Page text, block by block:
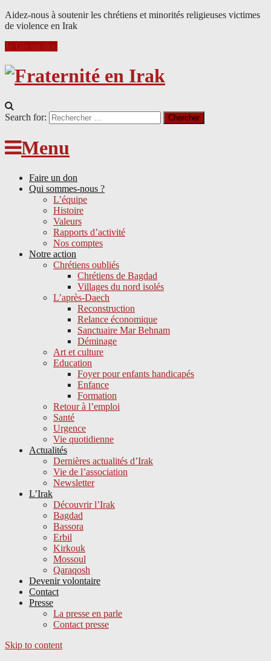
Aidez-nous à soutenir les chrétiens et minorités religieuses victimes
de violence en Irak
Je fais un don
Search for:
Menu
Faire un don
Qui sommes-nous ?
L’équipe
Histoire
Valeurs
Rapports d’activité
Nos comptes
Notre action
Chrétiens oubliés
Chrétiens de Bagdad
Villages du nord isolés
L’après-Daech
Reconstruction
Relance économique
Sanctuaire Mar Behnam
Déminage
Art et culture
Education
Foyer pour enfants handicapés
Enfance
Formation
Retour à l’emploi
Santé
Urgence
Vie quotidienne
Actualités
Dernières actualités d’Irak
Vie de l’association
Newsletter
L’Irak
Découvrir l’Irak
Bagdad
Bassora
Erbil
Kirkouk
Mossoul
Qaraqosh
Devenir volontaire
Contact
Presse
La presse en parle
Contact presse
Skip to content